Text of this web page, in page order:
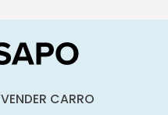
VENDER CARRO